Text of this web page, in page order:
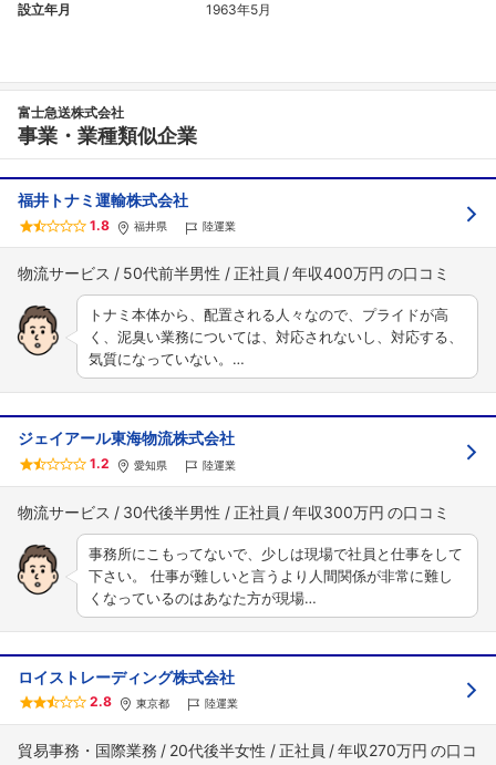
設立年月 1963年5月
富士急送株式会社
事業・業種類似企業
福井トナミ運輸株式会社
1.8 福井県 陸運業
物流サービス 50代前半男性 正社員 年収400万円
トナミ本体から、配置される人々なので、プライドが高
く、泥臭い業務については、対応されないし、対応する、
気質になっていない。…
ジェイアール東海物流株式会社
1.2 愛知県 陸運業
物流サービス 30代後半男性 正社員 年収300万円
事務所にこもってないで、少しは現場で社員と仕事をして
下さい。 仕事が難しいと言うより人間関係が非常に難し
くなっているのはあなた方が現場…
ロイストレーディング株式会社
2.8 東京都 陸運業
貿易事務・国際業務 20代後半女性 正社員 年収270万円